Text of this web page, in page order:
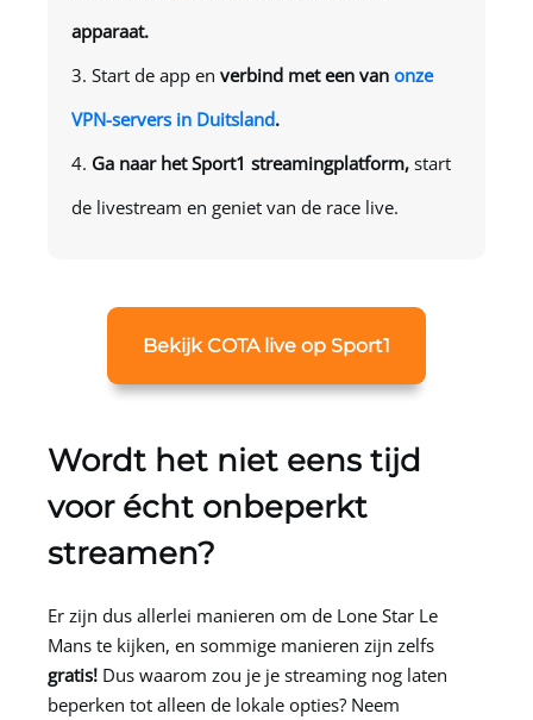
apparaat.
Start de app en verbind met een van onze
VPN-servers in Duitsland.
Ga naar het Sport1 streamingplatform, start
de livestream en geniet van de race live.
Bekijk COTA live op Sport1
Wordt het niet eens tijd
voor écht onbeperkt
streamen?
Er zijn dus allerlei manieren om de Lone Star Le
Mans te kijken, en sommige manieren zijn zelfs
gratis! Dus waarom zou je je streaming nog laten
beperken tot alleen de lokale opties? Neem